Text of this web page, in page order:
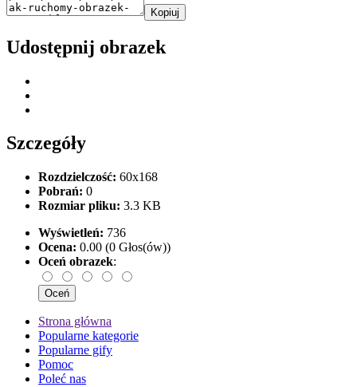
Kopiuj
Udostępnij obrazek
Szczegóły
Rozdzielczość: 60x168
Pobrań: 0
Rozmiar pliku: 3.3 KB
Wyświetleń: 736
Ocena: 0.00 (0 Głos(ów))
Oceń obrazek:
Strona główna
Popularne kategorie
Popularne gify
Pomoc
Poleć nas